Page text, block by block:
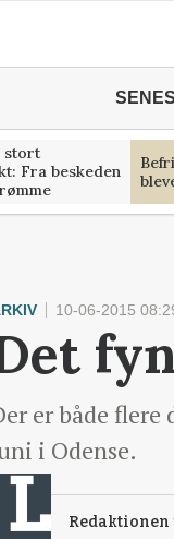
stort
Fra beskeden
10-06-2015
er både flere
i Odense.
Redaktionen